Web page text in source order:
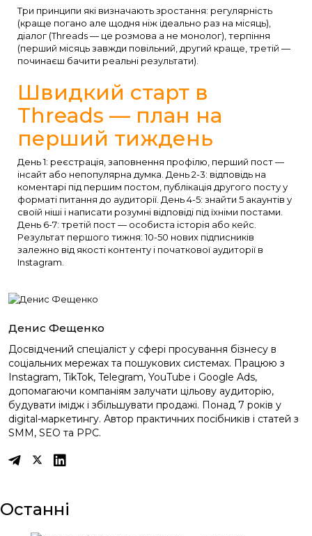
Три принципи які визначають зростання: регулярність
(краще погано але щодня ніж ідеально раз на місяць),
діалог (Threads — це розмова а не монолог), терпіння
(перший місяць завжди повільний, другий краще, третій —
починаєш бачити реальні результати).
Швидкий старт в
Threads — план на
перший тиждень
День 1: реєстрація, заповнення профілю, перший пост —
інсайт або непопулярна думка. День 2-3: відповідь на
коментарі під першим постом, публікація другого посту у
форматі питання до аудиторії. День 4-5: знайти 5 акаунтів у
своїй ніші і написати розумні відповіді під їхніми постами.
День 6-7: третій пост — особиста історія або кейс.
Результат першого тижня: 10-50 нових підписників
залежно від якості контенту і початкової аудиторії в
Instagram.
Денис Фещенко
Досвідчений спеціаліст у сфері просування бізнесу в
соціальних мережах та пошукових системах. Працюю з
Instagram, TikTok, Telegram, YouTube і Google Ads,
допомагаючи компаніям залучати цільову аудиторію,
будувати імідж і збільшувати продажі. Понад 7 років у
digital-маркетингу. Автор практичних посібників і статей з
SMM, SEO та PPC.
Останні